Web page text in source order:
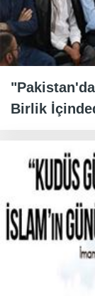
Birlik